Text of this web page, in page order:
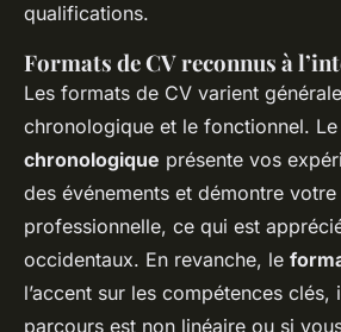
qualifications.
Formats de CV reconnus à
Les formats de CV varient
chronologique et le fonctionnel. Le
chronologique présente vos
des événements et démontre
professionnelle, ce qui est
occidentaux. En revanche, le
l’accent sur les compétences clés,
parcours est non linéaire ou si